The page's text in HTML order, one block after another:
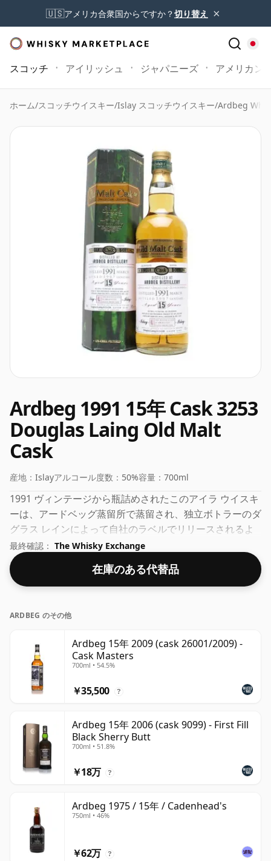
🇺🇸アメリカ合衆国からですか？切り替え ×
スコッチ アイリッシュ ジャパニーズ アメリカン
ホーム/スコッチウイスキー/Islay スコッチウイスキー/Ardbeg
Ardbeg 1991 15年 Cask 3253
Douglas Laing Old Malt
Cask
産地： Islayアルコール度数： 50%容量： 700ml
1991 ヴィンテージから瓶詰めされたこのアイラ ウイスキ
ーは、アードベッグ蒸留所で蒸留され、独立ボトラーのダ
グラス レインによって自社のラベルでリリースされるよ
うに選ばれました。 50％という飲みやすい濃度で瓶詰め
されたこのウイスキーは、70clのボトルに入っています。
最終確認： The Whisky Exchange
在庫のある代替品
ARDBEG のその他
Ardbeg 15年 2009 (cask 26001/2009) -
Cask Masters
700ml • 54.5%
￥35,500 ?
Ardbeg 15年 2006 (cask 9099) - First Fill
Black Sherry Butt
700ml • 51.8%
￥18万 ?
Ardbeg 1975 / 15年 / Cadenhead's
750ml • 46%
￥62万 ?